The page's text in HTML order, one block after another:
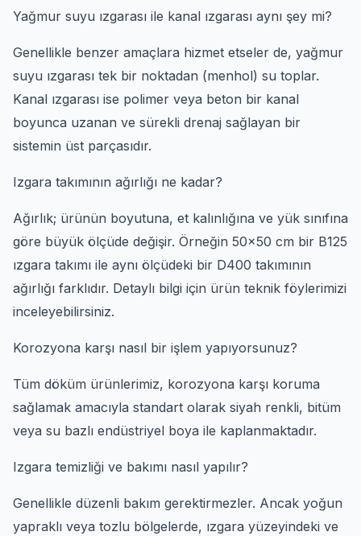
Yağmur suyu ızgarası ile kanal ızgarası aynı şey mi?
Genellikle benzer amaçlara hizmet etseler de, yağmur
suyu ızgarası tek bir noktadan (menhol) su toplar.
Kanal ızgarası ise polimer veya beton bir kanal
boyunca uzanan ve sürekli drenaj sağlayan bir
sistemin üst parçasıdır.
Izgara takımının ağırlığı ne kadar?
Ağırlık; ürünün boyutuna, et kalınlığına ve yük sınıfına
göre büyük ölçüde değişir. Örneğin 50x50 cm bir B125
ızgara takımı ile aynı ölçüdeki bir D400 takımının
ağırlığı farklıdır. Detaylı bilgi için ürün teknik föylerimizi
inceleyebilirsiniz.
Korozyona karşı nasıl bir işlem yapıyorsunuz?
Tüm döküm ürünlerimiz, korozyona karşı koruma
sağlamak amacıyla standart olarak siyah renkli, bitüm
veya su bazlı endüstriyel boya ile kaplanmaktadır.
Izgara temizliği ve bakımı nasıl yapılır?
Genellikle düzenli bakım gerektirmezler. Ancak yoğun
yapraklı veya tozlu bölgelerde, ızgara yüzeyindeki ve